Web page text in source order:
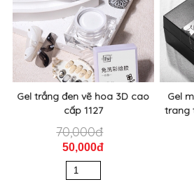
Gel trắng đen vẽ hoa 3D cao
cấp 1127
70,000đ
50,000đ
Gel
trang